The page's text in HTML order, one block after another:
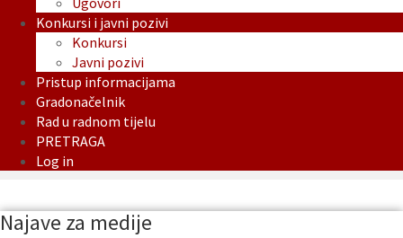
Konkursi i javni pozivi
Konkursi
Javni pozivi
Pristup informacijama
Gradonačelnik
Rad u radnom tijelu
PRETRAGA
Log in
Najave za medije